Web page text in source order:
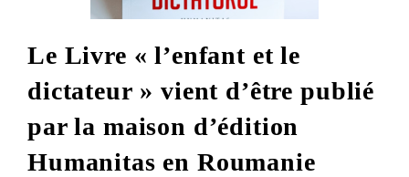
Le Livre « l’enfant et le
dictateur » vient d’être publié
par la maison d’édition
Humanitas en Roumanie